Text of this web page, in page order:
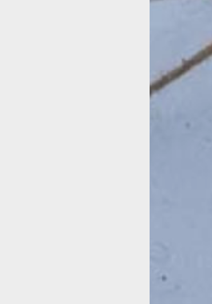
впервые
в честь
Комары-
существа
для
и 33 вида
По мере
округе
как
всё же